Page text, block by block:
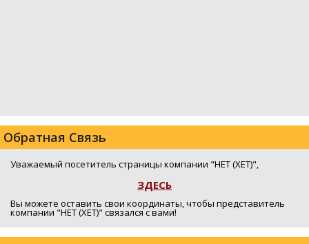
Обратная Связь
Уважаемый посетитель страницы компании "HET (ХЕТ)",
ЗДЕСЬ
Вы можете оставить свои координаты, чтобы представитель
компании "HET (ХЕТ)" связался с вами!